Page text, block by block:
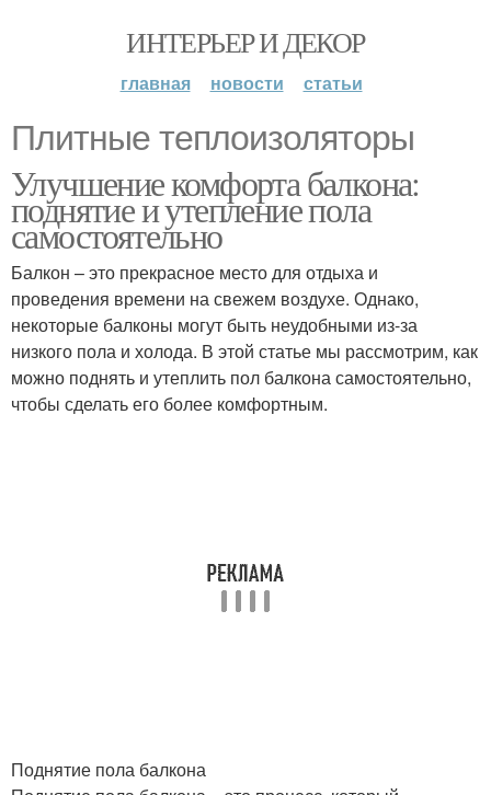
ИНТЕРЬЕР И ДЕКОР
главная новости статьи
Плитные теплоизоляторы
Улучшение комфорта балкона:
поднятие и утепление пола
самостоятельно
Балкон – это прекрасное место для отдыха и
проведения времени на свежем воздухе. Однако,
некоторые балконы могут быть неудобными из-за
низкого пола и холода. В этой статье мы рассмотрим, как
можно поднять и утеплить пол балкона самостоятельно,
чтобы сделать его более комфортным.
Поднятие пола балкона